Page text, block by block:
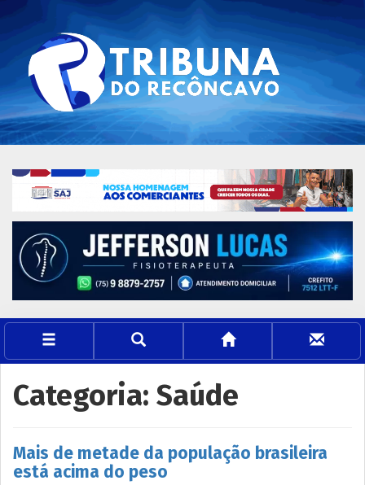
Categoria: Saúde
Mais de metade da população brasileira
está acima do peso